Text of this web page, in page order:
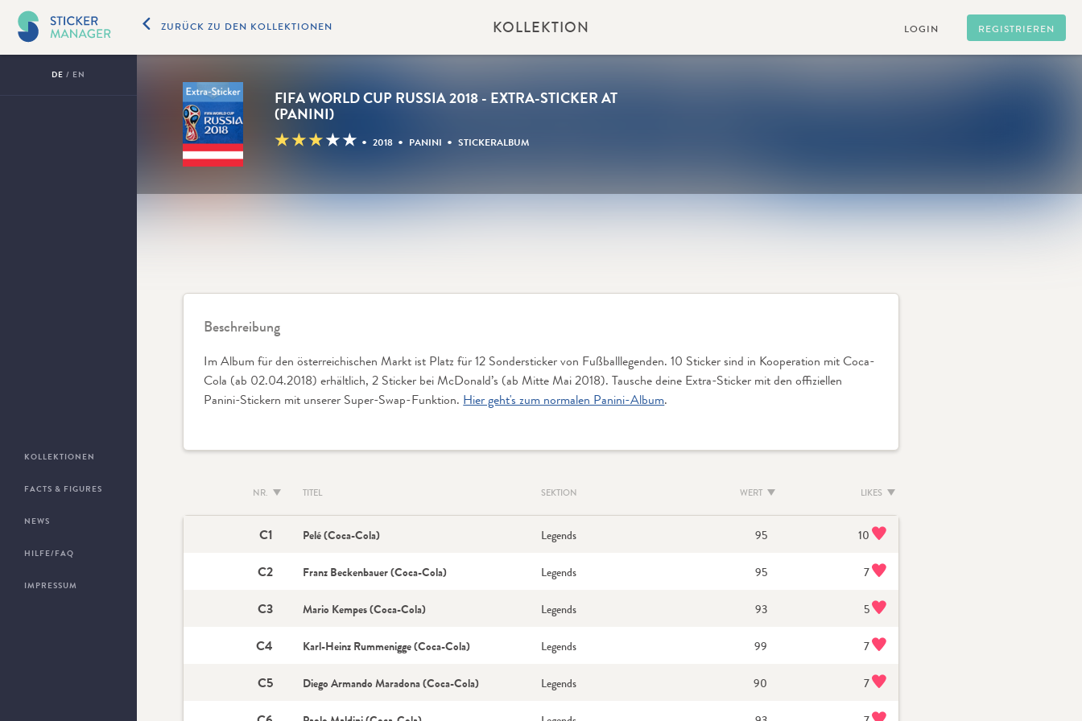
ZURÜCK ZU DEN KOLLEKTIONEN KOLLEKTION LOGIN REGISTRIEREN
DE / EN
KOLLEKTIONEN
FACTS & FIGURES
NEWS
HILFE/FAQ
IMPRESSUM
FIFA WORLD CUP RUSSIA 2018 - EXTRA-STICKER AT
(PANINI)
★★★★★ • 2018 • PANINI • STICKERALBUM
Beschreibung
Im Album für den österreichischen Markt ist Platz für 12 Sondersticker von Fußballlegenden. 10 Sticker sind in Kooperation mit Coca-
Cola (ab 02.04.2018) erhältlich, 2 Sticker bei McDonald’s (ab Mitte Mai 2018). Tausche deine Extra-Sticker mit den offiziellen
Panini-Stickern mit unserer Super-Swap-Funktion. Hier geht's zum normalen Panini-Album.
NR. TITEL SEKTION WERT LIKES
C1 Pelé (Coca-Cola) Legends 95 10
C2 Franz Beckenbauer (Coca-Cola) Legends 95 7
C3 Mario Kempes (Coca-Cola) Legends 93 5
C4 Karl-Heinz Rummenigge (Coca-Cola) Legends 99 7
C5 Diego Armando Maradona (Coca-Cola) Legends 90 7